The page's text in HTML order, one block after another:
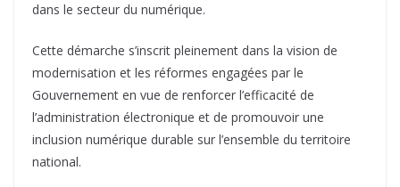
dans le secteur du numérique.
Cette démarche s’inscrit pleinement dans la vision de
modernisation et les réformes engagées par le
Gouvernement en vue de renforcer l’efficacité de
l’administration électronique et de promouvoir une
inclusion numérique durable sur l’ensemble du territoire
national.